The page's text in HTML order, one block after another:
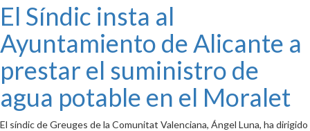
El Síndic insta al
Ayuntamiento de Alicante a
prestar el suministro de
agua potable en el Moralet
El síndic de Greuges de la Comunitat Valenciana, Ángel Luna, ha dirigido